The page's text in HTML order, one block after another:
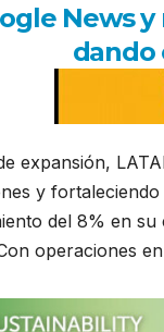
News
dando
expansión,
y
del 8% en
operaciones